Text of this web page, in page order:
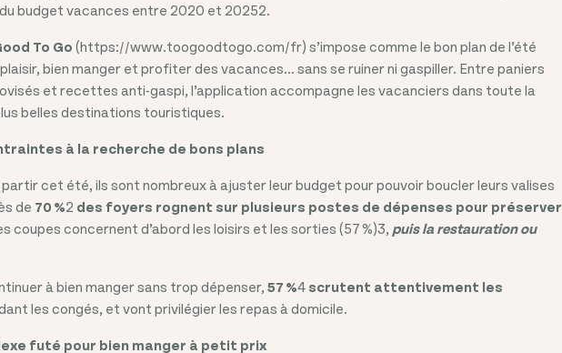
budget vacances entre 2020 et 20252.
To Go (https://www.toogoodtogo.com/fr) s’impose comme le bon plan de l’été
bien manger et profiter des vacances… sans se ruiner ni gaspiller. Entre paniers
et recettes anti-gaspi, l’application accompagne les vacanciers dans toute la
belles destinations touristiques.
à la recherche de bons plans
cet été, ils sont nombreux à ajuster leur budget pour pouvoir boucler leurs valises
de 70 %2 des foyers rognent sur plusieurs postes de dépenses pour préserver
coupes concernent d’abord les loisirs et les sorties (57 %)3, puis la restauration ou
à bien manger sans trop dépenser, 57 %4 scrutent attentivement les
les congés, et vont privilégier les repas à domicile.
futé pour bien manger à petit prix